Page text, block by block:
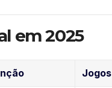
em 2025
Jogos